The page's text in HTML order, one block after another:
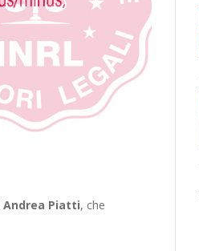
Andrea Piatti, che